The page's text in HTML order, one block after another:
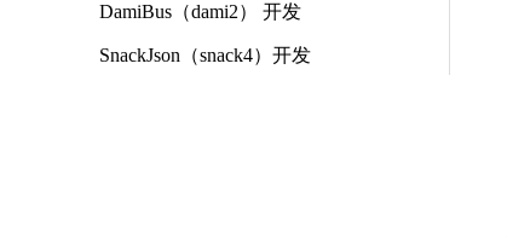
DamiBus（dami2） 开发
SnackJson（snack4）开发